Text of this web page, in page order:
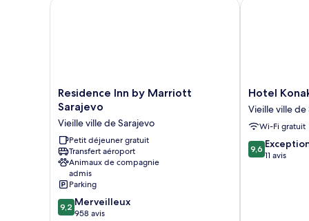
Residence
Inn
Marriott
Sarajevo
Vieille
ville
de
Sarajevo
Residence Inn by Marriott
Sarajevo
Vieille ville de Sarajevo
Petit déjeuner gratuit
Transfert aéroport
Animaux de compagnie
admis
Parking
9.2
sur
9,2 Merveilleux
958 avis
Hotel
Konak
Vieille
ville
de
Sarajevo
Hotel
Vieille ville de
Wi-Fi gratuit
9.6
sur
9,6
11 avis